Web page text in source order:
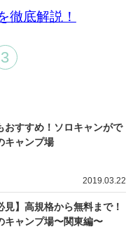
徹底解説！
3
おすすめ！ソロキャンがで
キャンプ場
2019.03.22
見】高規格から無料まで！
キャンプ場〜関東編〜